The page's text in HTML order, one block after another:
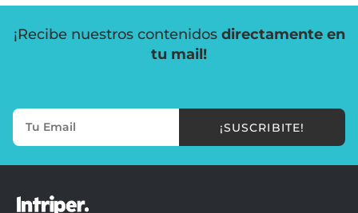
¡Recibe nuestros contenidos directamente en
tu mail!
¡SUSCRIBITE!